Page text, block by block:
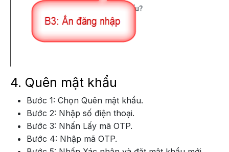
4. Quên mật khẩu
Bước 1: Chọn Quên mật khẩu.
Bước 2: Nhập số điện thoại.
Bước 3: Nhấn Lấy mã OTP.
Bước 4: Nhập mã OTP.